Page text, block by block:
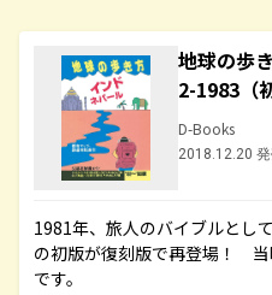
地球の歩
2-1983（
D-Books
2018.12.20
1981年、旅人のバイブルとし
の初版が復刻版で再登場！
です。